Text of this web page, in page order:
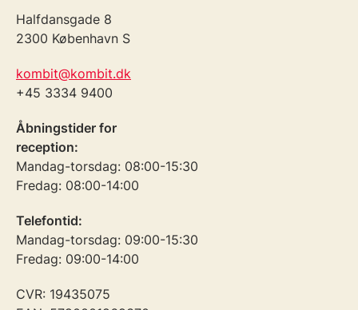
Halfdansgade 8
2300 København S
kombit@kombit.dk
+45 3334 9400
Åbningstider for
reception:
Mandag-torsdag: 08:00-15:30
Fredag: 08:00-14:00
Telefontid:
Mandag-torsdag: 09:00-15:30
Fredag: 09:00-14:00
CVR: 19435075